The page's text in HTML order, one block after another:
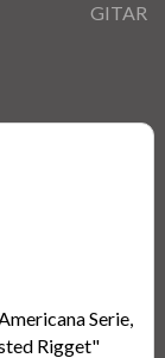
GITAR
Serie,
Rigget"